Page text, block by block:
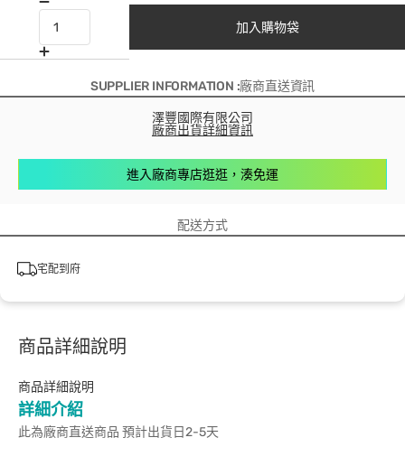
加入購物袋
SUPPLIER INFORMATION :廠商直送資訊
澤豐國際有限公司
廠商出貨詳細資訊
進入廠商專店逛逛，湊免運
配送方式
宅配到府
商品詳細說明
商品詳細說明
詳細介紹
此為廠商直送商品 預計出貨日2-5天